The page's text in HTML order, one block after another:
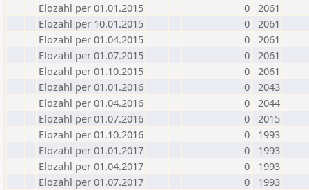
Elozahl per 01.01.2015
0 2061
Elozahl per 10.01.2015
0 2061
Elozahl per 01.04.2015
0 2061
Elozahl per 01.07.2015
0 2061
Elozahl per 01.10.2015
0 2061
Elozahl per 01.01.2016
0 2043
Elozahl per 01.04.2016
0 2044
Elozahl per 01.07.2016
0 2015
Elozahl per 01.10.2016
0
1993
Elozahl per 01.01.2017
0
1993
Elozahl per 01.04.2017
0
1993
Elozahl per 01.07.2017
0
1993